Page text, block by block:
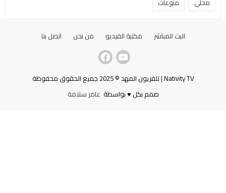
محلي
منوعات
البث المباشر مكتبة الفيديو من نحن اتصل بنا
Nativity TV | تلفزيون المهد © 2025 جميع الحقوق محفوظة
صمم بكل ♥ بواسطة عامر سلامة